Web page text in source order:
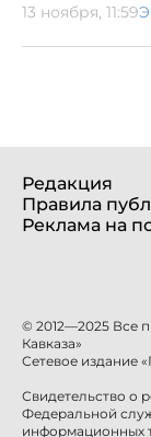
13 ноября, 11:59
Редакция
Правила
Реклама на
© 2012—2025 Все
Кавказа»
Сетевое издание
Свидетельство о
Федеральной
информационных